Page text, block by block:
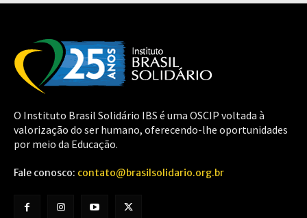
O Instituto Brasil Solidário IBS é uma OSCIP voltada à
valorização do ser humano, oferecendo-lhe oportunidades
por meio da Educação.
Fale conosco: contato@brasilsolidario.org.br